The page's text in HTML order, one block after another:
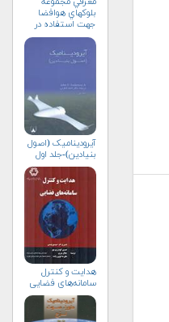
بلوك‏هاي هوافضا
جهت استفاده در
محيط سيمولينك
آیرودینامیک (اصول
بنیادین)-جلد اول
هدایت و کنترل
سامانه‌های فضایی